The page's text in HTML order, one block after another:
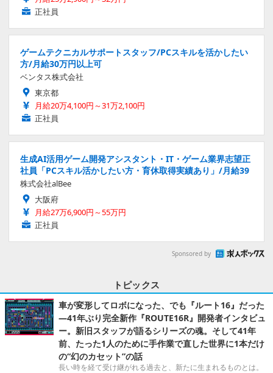
正社員
ゲームテクニカルサポートスタッフ/PCスキルを活かしたい
方/月給30万円以上可
ベンタス株式会社
東京都
月給20万4,100円～31万2,100円
正社員
生成AI活用ゲーム開発アシスタント・IT・ゲーム業界志望正
社員「PCスキル活かしたい方・育休取得実績あり」/月給39
株式会社alBee
大阪府
月給27万6,900円～55万円
正社員
Sponsored by
トピックス
車が変形してロボになった、でも『ルート16』だった
―41年ぶり完全新作『ROUTE16R』開発者インタビュ
ー。新旧スタッフが語るシリーズの魂。そして41年
前、たった1人のために手作業で直した世界に1本だけ
の“幻のカセット”の話
長い時を経て受け継がれる過去と、新たに生まれるものとは。